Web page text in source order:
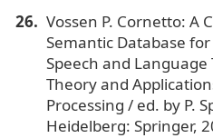
Vossen P. Cornetto: A
Semantic Database
Speech and
Theory and
Processing / ed. by P.
Heidelberg: Springer,